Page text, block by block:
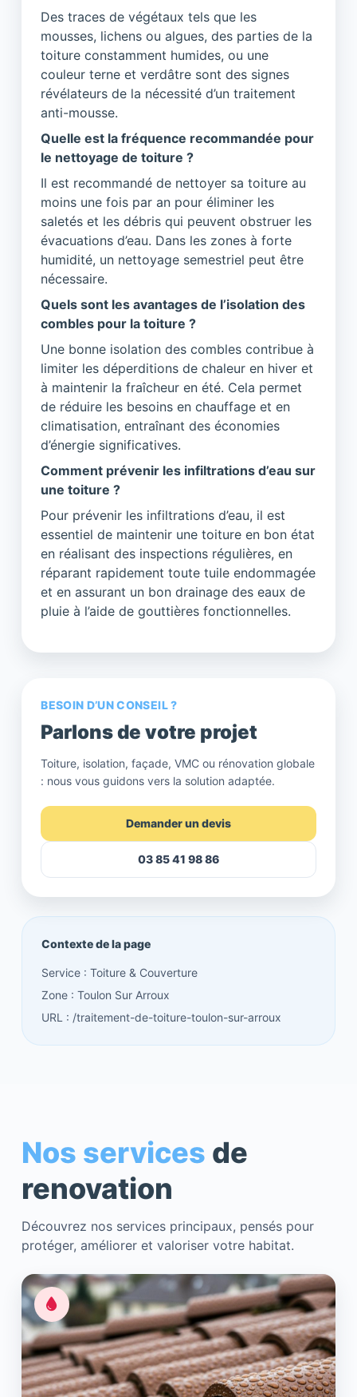
Des traces de végétaux tels que les
mousses, lichens ou algues, des parties de la
toiture constamment humides, ou une
couleur terne et verdâtre sont des signes
révélateurs de la nécessité d’un traitement
anti-mousse.
Quelle est la fréquence recommandée pour
le nettoyage de toiture ?
Il est recommandé de nettoyer sa toiture au
moins une fois par an pour éliminer les
saletés et les débris qui peuvent obstruer les
évacuations d’eau. Dans les zones à forte
humidité, un nettoyage semestriel peut être
nécessaire.
Quels sont les avantages de l’isolation des
combles pour la toiture ?
Une bonne isolation des combles contribue à
limiter les déperditions de chaleur en hiver et
à maintenir la fraîcheur en été. Cela permet
de réduire les besoins en chauffage et en
climatisation, entraînant des économies
d’énergie significatives.
Comment prévenir les infiltrations d’eau sur
une toiture ?
Pour prévenir les infiltrations d’eau, il est
essentiel de maintenir une toiture en bon état
en réalisant des inspections régulières, en
réparant rapidement toute tuile endommagée
et en assurant un bon drainage des eaux de
pluie à l’aide de gouttières fonctionnelles.
BESOIN D’UN CONSEIL ?
Parlons de votre projet
Toiture, isolation, façade, VMC ou rénovation globale
: nous vous guidons vers la solution adaptée.
Demander un devis
03 85 41 98 86
Contexte de la page
Service : Toiture & Couverture
Zone : Toulon Sur Arroux
URL : /traitement-de-toiture-toulon-sur-arroux
Nos services de
renovation
Découvrez nos services principaux, pensés pour
protéger, améliorer et valoriser votre habitat.